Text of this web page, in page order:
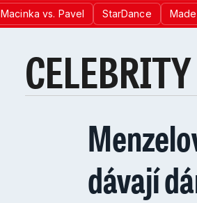
Macinka vs. Pavel StarDance
CELEBRITY
dávají